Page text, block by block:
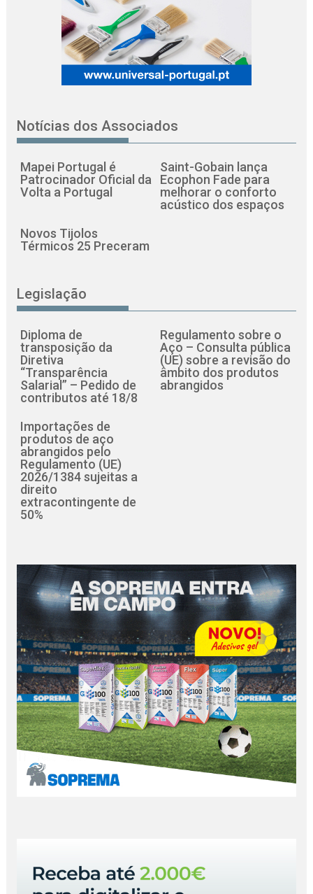
Notícias dos Associados
Mapei Portugal é
Patrocinador Oficial da
Volta a Portugal
Saint-Gobain lança
Ecophon Fade para
melhorar o conforto
acústico dos espaços
Novos Tijolos
Térmicos 25 Preceram
Legislação
Diploma de
transposição da
Diretiva
“Transparência
Salarial” – Pedido de
contributos até 18/8
Regulamento sobre o
Aço – Consulta pública
(UE) sobre a revisão do
âmbito dos produtos
abrangidos
Importações de
produtos de aço
abrangidos pelo
Regulamento (UE)
2026/1384 sujeitas a
direito
extracontingente de
50%